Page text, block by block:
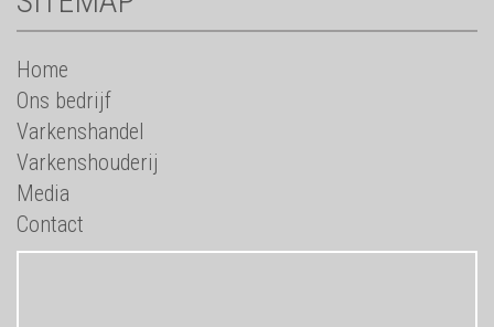
Home
Ons bedrijf
Varkenshandel
Varkenshouderij
Media
Contact